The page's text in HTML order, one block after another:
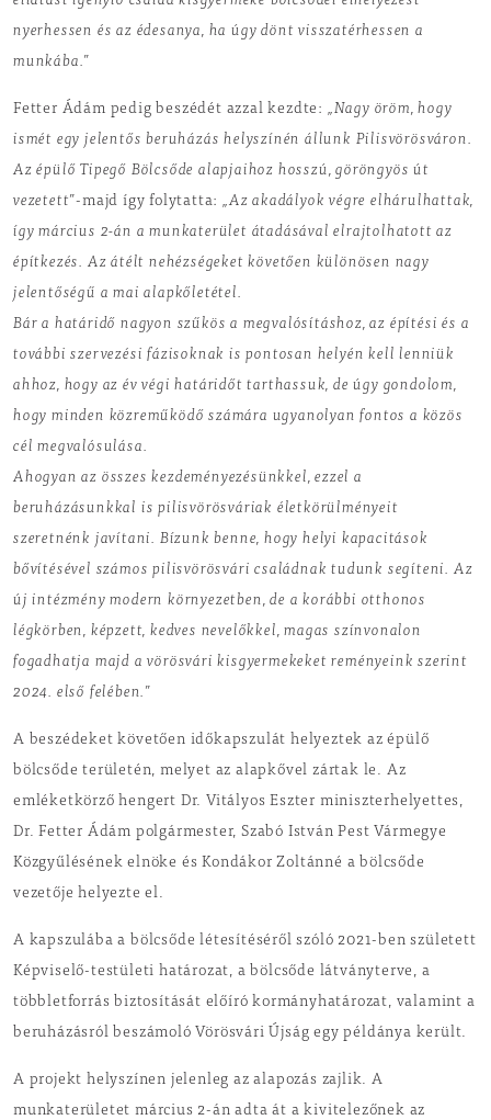
nyerhessen és az édesanya, ha úgy dönt visszatérhessen a
munkába.”
Fetter Ádám pedig beszédét azzal kezdte: „Nagy öröm, hogy
ismét egy jelentős beruházás helyszínén állunk Pilisvörösváron.
Az épülő Tipegő Bölcsőde alapjaihoz hosszú, göröngyös út
vezetett”-majd így folytatta:„Az akadályok végre elhárulhattak,
így március 2-án a munkaterület átadásával elrajtolhatott az
építkezés. Az átélt nehézségeket követően különösen nagy
jelentőségű a mai alapkőletétel.
Bár a határidő nagyon szűkös a megvalósításhoz, az építési és a
további szervezési fázisoknak is pontosan helyén kell lenniük
ahhoz, hogy az év végi határidőt tarthassuk, de úgy gondolom,
hogy minden közreműködő számára ugyanolyan fontos a közös
cél megvalósulása.
Ahogyan az összes kezdeményezésünkkel, ezzel a
beruházásunkkal is pilisvörösváriak életkörülményeit
szeretnénk javítani. Bízunk benne, hogy helyi kapacitások
bővítésével számos pilisvörösvári családnak tudunk segíteni. Az
új intézmény modern környezetben, de a korábbi otthonos
légkörben, képzett, kedves nevelőkkel, magas színvonalon
fogadhatja majd a vörösvári kisgyermekeket reményeink szerint
2024. első felében.”
A beszédeket követően időkapszulát helyeztek az épülő
bölcsőde területén, melyet az alapkővel zártak le. Az
emléketkörző hengert Dr. Vitályos Eszter miniszterhelyettes,
Dr. Fetter Ádám polgármester, Szabó István Pest Vármegye
Közgyűlésének elnöke és Kondákor Zoltánné a bölcsőde
vezetője helyezte el.
A kapszulába a bölcsőde létesítéséről szóló 2021-ben született
Képviselő-testületi határozat, a bölcsőde látványterve, a
többletforrás biztosítását előíró kormányhatározat, valamint a
beruházásról beszámoló Vörösvári Újság egy példánya került.
A projekt helyszínen jelenleg az alapozás zajlik. A
munkaterületet március 2-án adta át a kivitelezőnek az